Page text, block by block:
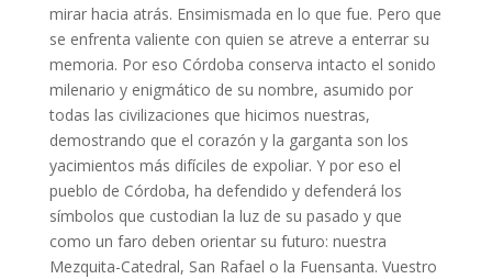
mirar hacia atrás. Ensimismada en lo que fue. Pero que
se enfrenta valiente con quien se atreve a enterrar su
memoria. Por eso Córdoba conserva intacto el sonido
milenario y enigmático de su nombre, asumido por
todas las civilizaciones que hicimos nuestras,
demostrando que el corazón y la garganta son los
yacimientos más difíciles de expoliar. Y por eso el
pueblo de Córdoba, ha defendido y defenderá los
símbolos que custodian la luz de su pasado y que
como un faro deben orientar su futuro: nuestra
Mezquita-Catedral, San Rafael o la Fuensanta. Vuestro